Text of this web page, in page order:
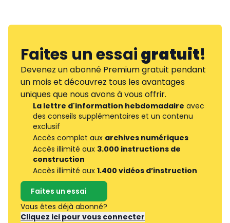
Faites un essaigratuit!
Devenez un abonné Premium gratuit pendant
un mois et découvrez tous les avantages
uniques que nous avons à vous offrir.
La lettre d'information hebdomadaire avec
des conseils supplémentaires et un contenu
exclusif
Accès complet aux archives numériques
Accès illimité aux 3.000 instructions de
construction
Accès illimité aux 1.400 vidéos d’instruction
Faites un essai
Vous êtes déjà abonné?
Cliquez ici pour vous connecter